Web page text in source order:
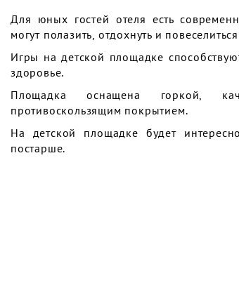
Для юных гостей отеля есть
могут полазить, отдохнуть и
Игры на детской площадке
здоровье.
Площадка оснащена горкой,
противоскользящим покрытием.
На детской площадке будет
постарше.